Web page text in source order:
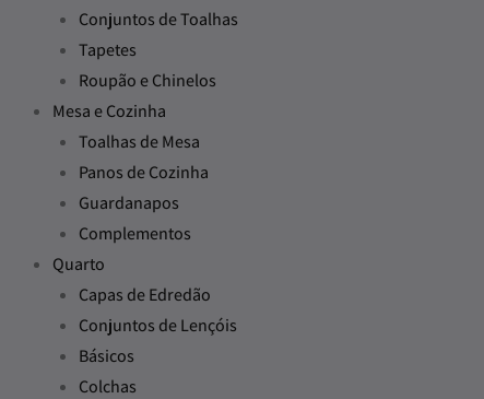
Conjuntos de Toalhas
Tapetes
Roupão e Chinelos
Mesa e Cozinha
Toalhas de Mesa
Panos de Cozinha
Guardanapos
Complementos
Quarto
Capas de Edredão
Conjuntos de Lençóis
Básicos
Colchas